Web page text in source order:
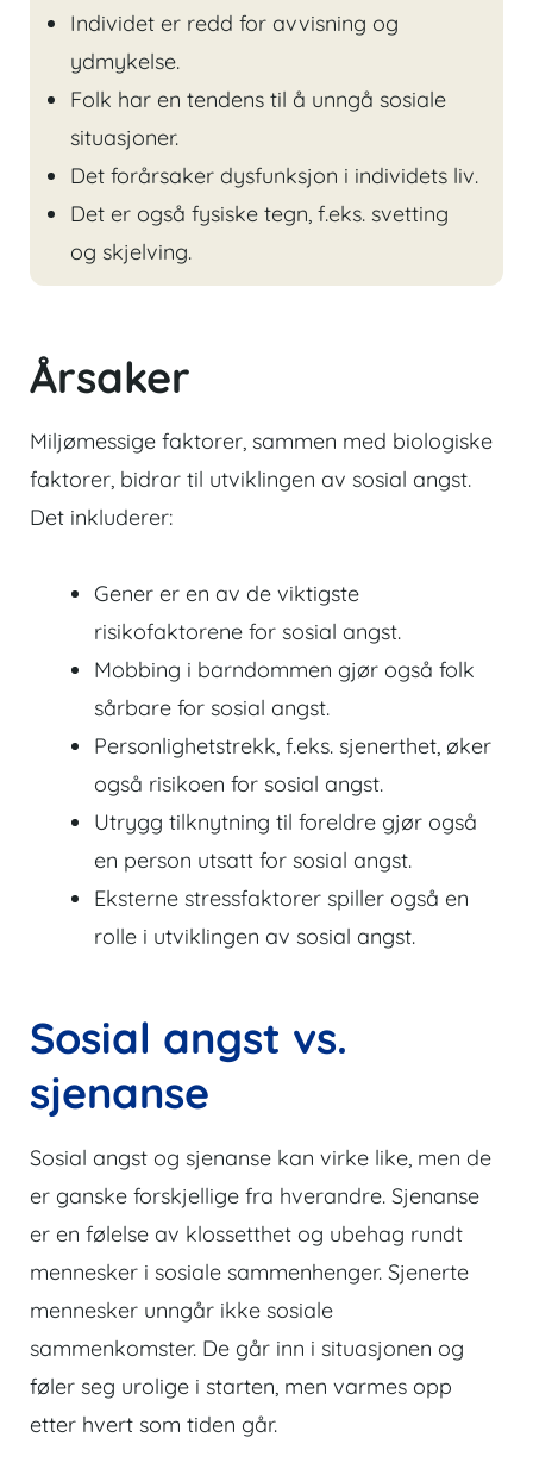
Individet er redd for avvisning og
ydmykelse.
Folk har en tendens til å unngå sosiale
situasjoner.
Det forårsaker dysfunksjon i individets liv.
Det er også fysiske tegn, f.eks. svetting
og skjelving.
Årsaker
Miljømessige faktorer, sammen med biologiske
faktorer, bidrar til utviklingen av sosial angst.
Det inkluderer:
Gener er en av de viktigste
risikofaktorene for sosial angst.
Mobbing i barndommen gjør også folk
sårbare for sosial angst.
Personlighetstrekk, f.eks. sjenerthet, øker
også risikoen for sosial angst.
Utrygg tilknytning til foreldre gjør også
en person utsatt for sosial angst.
Eksterne stressfaktorer spiller også en
rolle i utviklingen av sosial angst.
Sosial angst vs.
sjenanse
Sosial angst og sjenanse kan virke like, men de
er ganske forskjellige fra hverandre. Sjenanse
er en følelse av klossetthet og ubehag rundt
mennesker i sosiale sammenhenger. Sjenerte
mennesker unngår ikke sosiale
sammenkomster. De går inn i situasjonen og
føler seg urolige i starten, men varmes opp
etter hvert som tiden går.